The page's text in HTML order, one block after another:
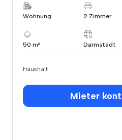
Wohnung 2 Zimmer
50 m² Darmstadt
Haushalt
Mieter